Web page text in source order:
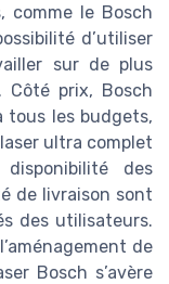
comme le Bosch
d’utiliser
sur de plus
Côté prix, Bosch
tous les budgets,
ultra complet
des
de livraison sont
des utilisateurs.
de
Bosch s’avère